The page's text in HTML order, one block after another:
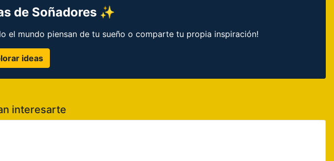
de Soñadores ✨
el mundo piensan de tu sueño o comparte tu propia inspiración!
ideas
interesarte